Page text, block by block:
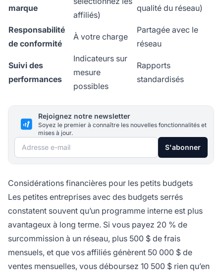
marque
affiliés)
qualité du réseau)
Responsabilité
de conformité
À votre charge
Partagée avec le
réseau
Suivi des
performances
Indicateurs sur
mesure
possibles
Rapports
standardisés
Rejoignez notre newsletter
Soyez le premier à connaître les nouvelles fonctionnalités et
mises à jour.
Adresse e-mail S'abonner
Considérations financières pour les petits budgets
Les petites entreprises avec des budgets serrés
constatent souvent qu’un programme interne est plus
avantageux à long terme. Si vous payez 20 % de
surcommission à un réseau, plus 500 $ de frais
mensuels, et que vos affiliés génèrent 50 000 $ de
ventes mensuelles, vous déboursez 10 500 $ rien qu’en